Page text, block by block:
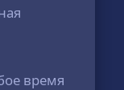
время